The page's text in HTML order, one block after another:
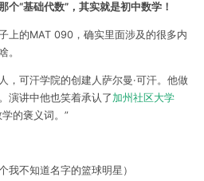
个“基础代数”，其实就是初中数学！
上的MAT 090，确实里面涉及的很多内
。
，可汗学院的创建人萨尔曼·可汗。他做
演讲中他也笑着承认了 加州社区大学
的褒义词。”
我不知道名字的篮球明星）